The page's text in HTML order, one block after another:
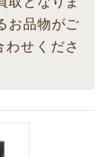
お品物がご
せくださ